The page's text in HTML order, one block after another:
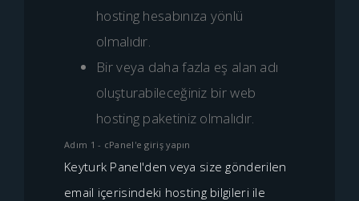
hosting hesabınıza yönlü
olmalıdır.
Bir veya daha fazla eş alan adı
oluşturabileceğiniz bir web
hosting paketiniz olmalıdır.
Adım 1 - cPanel'e giriş yapın
Keyturk Panel'den veya size gönderilen
email içerisindeki hosting bilgileri ile